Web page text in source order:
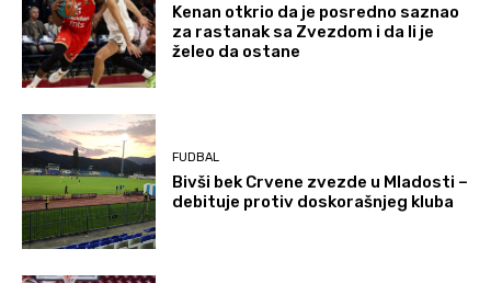
Kenan otkrio da je posredno saznao
za rastanak sa Zvezdom i da li je
želeo da ostane
FUDBAL
Bivši bek Crvene zvezde u Mladosti –
debituje protiv doskorašnjeg kluba